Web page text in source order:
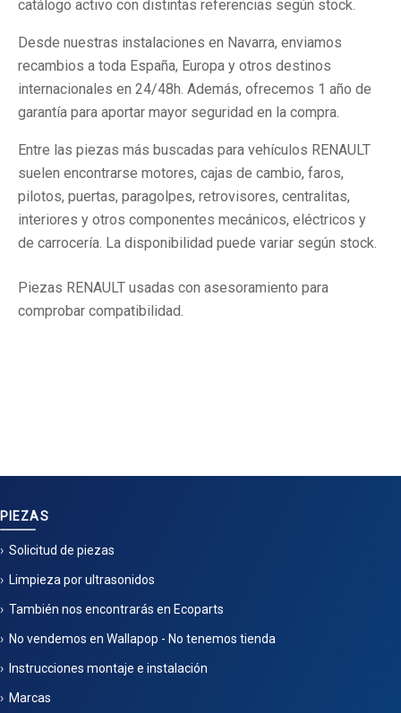
catálogo activo con distintas referencias según stock.
Desde nuestras instalaciones en Navarra, enviamos
recambios a toda España, Europa y otros destinos
internacionales en 24/48h. Además, ofrecemos 1 año de
garantía para aportar mayor seguridad en la compra.
Entre las piezas más buscadas para vehículos RENAULT
suelen encontrarse motores, cajas de cambio, faros,
pilotos, puertas, paragolpes, retrovisores, centralitas,
interiores y otros componentes mecánicos, eléctricos y
de carrocería. La disponibilidad puede variar según stock.
Piezas RENAULT usadas con asesoramiento para
comprobar compatibilidad.
PIEZAS
Solicitud de piezas
Limpieza por ultrasonidos
También nos encontrarás en Ecoparts
No vendemos en Wallapop - No tenemos tienda
Instrucciones montaje e instalación
Marcas